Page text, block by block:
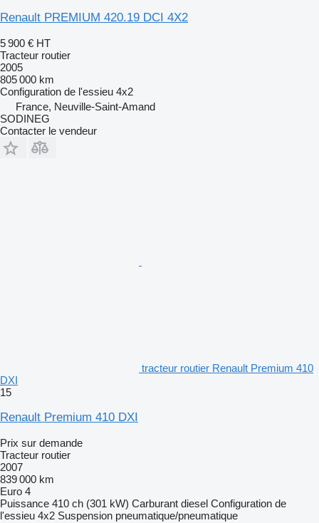
Renault PREMIUM 420.19 DCI 4X2
5 900 € HT
Tracteur routier
2005
805 000 km
Configuration de l'essieu 4x2
France, Neuville-Saint-Amand
SODINEG
Contacter le vendeur
tracteur routier Renault Premium 410
DXI
15
Renault Premium 410 DXI
Prix sur demande
Tracteur routier
2007
839 000 km
Euro 4
Puissance 410 ch (301 kW) Carburant diesel Configuration de
l'essieu 4x2 Suspension pneumatique/pneumatique